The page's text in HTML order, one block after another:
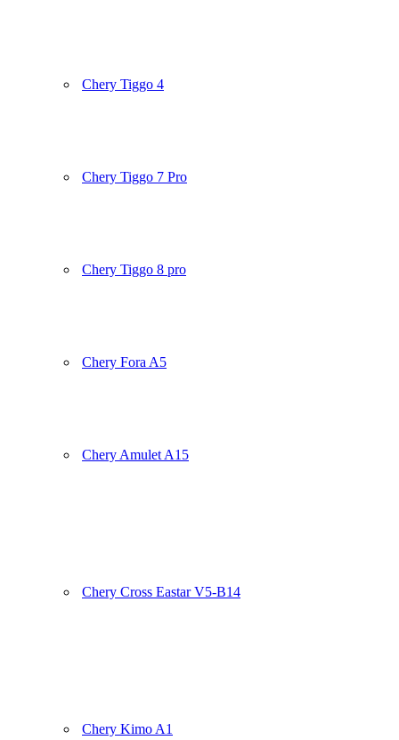
Chery Tiggo 4
Chery Tiggo 7 Pro
Chery Tiggo 8 pro
Chery Fora A5
Chery Amulet A15
Chery Cross Eastar V5-B14
Chery Kimo A1